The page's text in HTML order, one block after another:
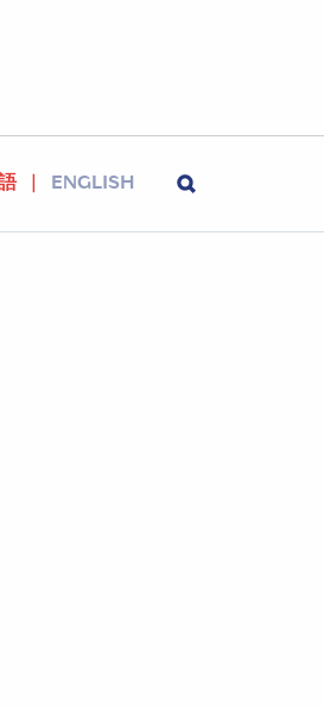
ENGLISH